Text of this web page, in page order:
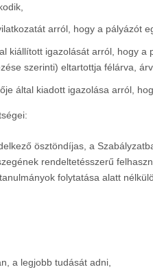
arról, hogy a pályázót
kiállított igazolását arról, hogy a
szerinti) eltartottja félárva,
által kiadott igazolása arról,
ösztöndíjas, a
rendeltetésszerű
folytatása alatt
a legjobb tudását adni,